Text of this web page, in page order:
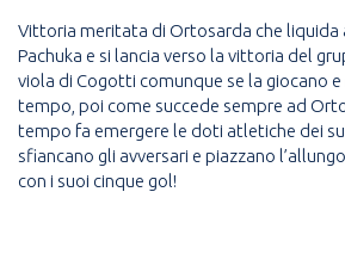
Vittoria meritata di Ortosarda che liquida
Pachuka e si lancia verso la vittoria del
viola di Cogotti comunque se la giocano
tempo, poi come succede sempre ad
tempo fa emergere le doti atletiche dei
sfiancano gli avversari e piazzano
con i suoi cinque gol!